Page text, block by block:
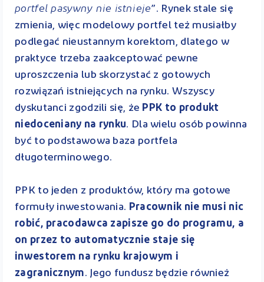
portfel pasywny nie istnieje”. Rynek stale się
zmienia, więc modelowy portfel też musiałby
podlegać nieustannym korektom, dlatego w
praktyce trzeba zaakceptować pewne
uproszczenia lub skorzystać z gotowych
rozwiązań istniejących na rynku. Wszyscy
dyskutanci zgodzili się, że PPK to produkt
niedoceniany na rynku. Dla wielu osób powinna
być to podstawowa baza portfela
długoterminowego.
PPK to jeden z produktów, który ma gotowe
formuły inwestowania. Pracownik nie musi nic
robić, pracodawca zapisze go do programu, a
on przez to automatycznie staje się
inwestorem na rynku krajowym i
zagranicznym. Jego fundusz będzie również